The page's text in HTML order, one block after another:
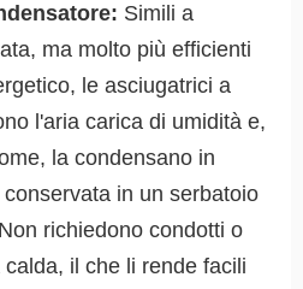
Simili a
ma molto più efficienti
le asciugatrici a
l'aria carica di umidità e,
la condensano in
in un serbatoio
richiedono condotti o
il che li rende facili